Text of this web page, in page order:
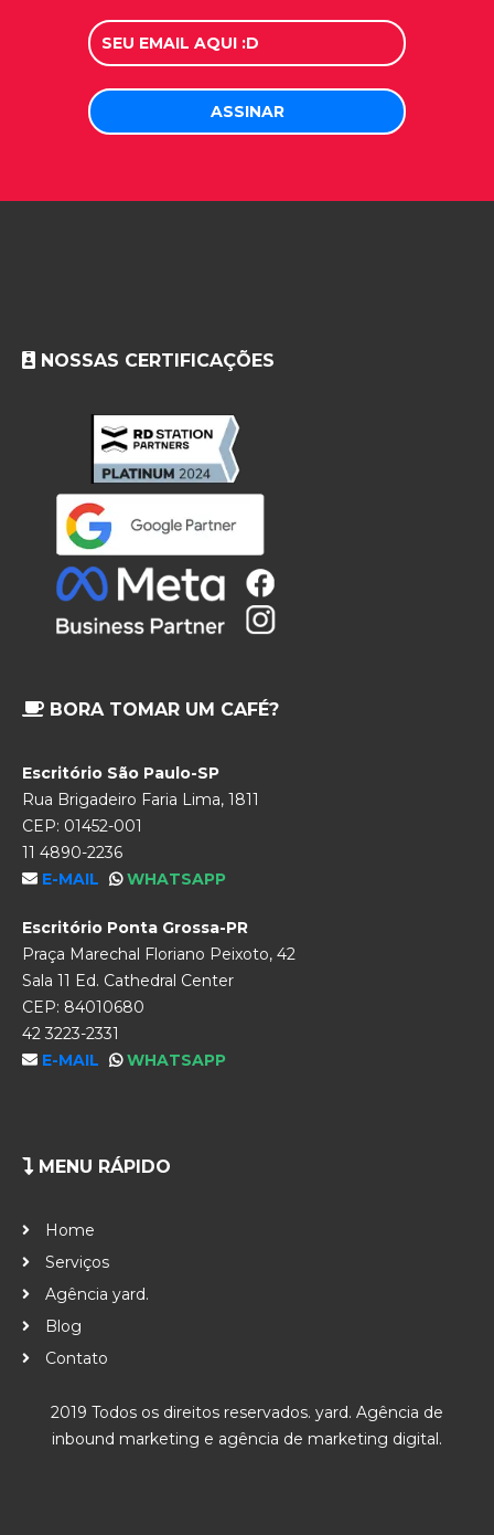
NOSSAS CERTIFICAÇÕES
BORA TOMAR UM CAFÉ?
Escritório São Paulo-SP
Rua Brigadeiro Faria Lima, 1811
CEP: 01452-001
11 4890-2236
E-MAIL
WHATSAPP
Escritório Ponta Grossa-PR
Praça Marechal Floriano Peixoto, 42
Sala 11 Ed. Cathedral Center
CEP: 84010680
42 3223-2331
E-MAIL
WHATSAPP
MENU RÁPIDO
Home
Serviços
Agência yard.
Blog
Contato
2019 Todos os direitos reservados. yard. Agência de
inbound marketing e agência de marketing digital.